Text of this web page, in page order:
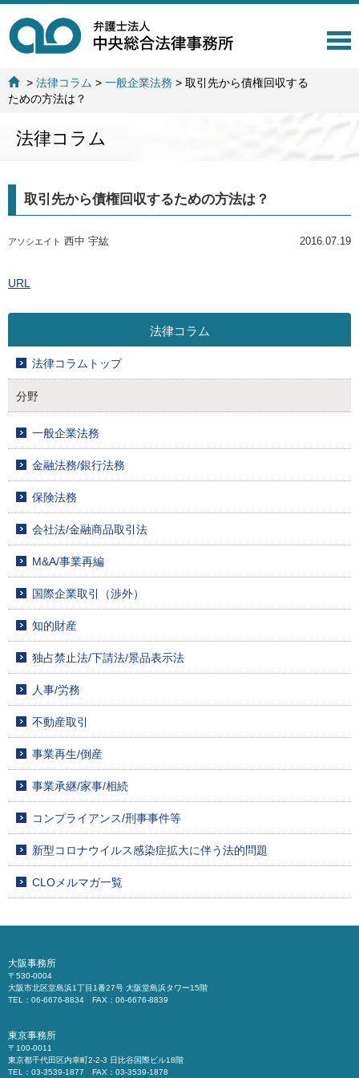
T
a
i
>法律コラム >一般企業法務 >取引先から債権回収する
ための方法は？
法律コラム
取引先から債権回収するための方法は？
アソシエイト 西中 宇紘 2016.07.19
URL
法律コラム
法律コラムトップ
分野
一般企業法務
金融法務/銀行法務
保険法務
会社法/金融商品取引法
M&A/事業再編
国際企業取引（渉外）
知的財産
独占禁止法/下請法/景品表示法
人事/労務
不動産取引
事業再生/倒産
事業承継/家事/相続
コンプライアンス/刑事事件等
新型コロナウイルス感染症拡大に伴う法的問題
CLOメルマガ一覧
大阪事務所
〒530-0004
大阪市北区堂島浜1丁目1番27号 大阪堂島浜タワー15階
TEL：06-6676-8834 FAX：06-6676-8839
東京事務所
〒100-0011
東京都千代田区内幸町2-2-3 日比谷国際ビル18階
TEL：03-3539-1877 FAX：03-3539-1878